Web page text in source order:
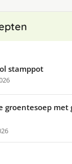
stamppot
groentesoep met